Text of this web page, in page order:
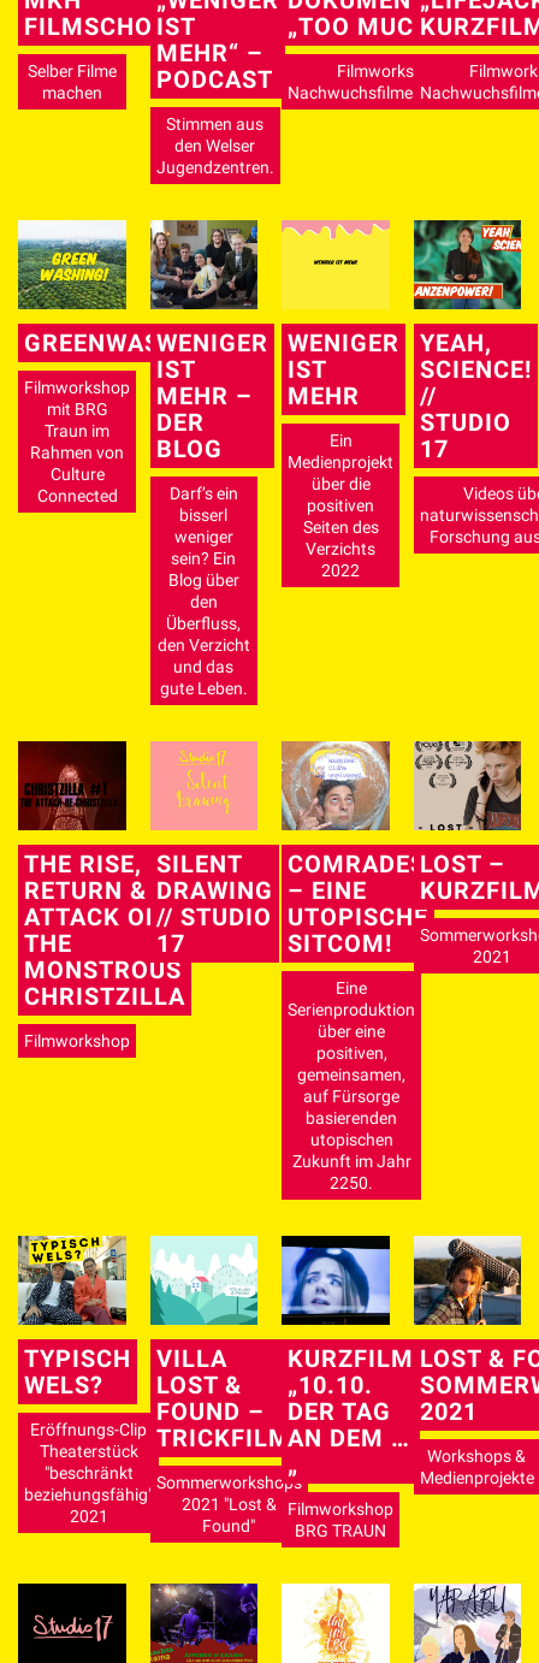
FILMSCHOOL
Selber Filme
machen
IST
MEHR“ –
PODCAST
Stimmen aus
den Welser
Jugendzentren.
„TOO MUCH“
Filmworkshop für
Nachwuchsfilmemacher*innen
GREENWASHING
Filmworkshop
mit BRG
Traun im
Rahmen von
Culture
Connected
WENIGER
IST
MEHR –
DER
BLOG
Darf’s ein
bisserl
weniger
sein? Ein
Blog über
den
Überfluss,
den Verzicht
und das
gute Leben.
WENIGER
IST
MEHR
Ein
Medienprojekt
über die
positiven
Seiten des
Verzichts
2022
YEAH,
SCIENCE!
//
STUDIO
17
Videos
Forschung
THE RISE,
RETURN &
ATTACK OF
THE
MONSTROUS
CHRISTZILLA
Filmworkshop
SILENT
DRAWING
// STUDIO
17
COMRADES
– EINE
UTOPISCHE
SITCOM!
Eine
Serienproduktion
über eine
positiven,
gemeinsamen,
auf Fürsorge
basierenden
utopischen
Zukunft im Jahr
2250.
LOST –
2021
TYPISCH
WELS?
Eröffnungs-Clip
Theaterstück
"beschränkt
beziehungsfähig"
2021
VILLA
LOST &
FOUND –
TRICKFILM
Sommerworkshops
2021 "Lost &
Found"
KURZFILM
„10.10.
DER TAG
AN DEM …
„
Filmworkshop
BRG TRAUN
LOST &
2021
Workshops &
Medienprojekte